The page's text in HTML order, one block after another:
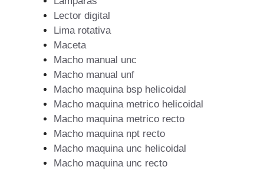
Lector digital
Lima rotativa
Maceta
Macho manual unc
Macho manual unf
Macho maquina bsp helicoidal
Macho maquina metrico helicoidal
Macho maquina metrico recto
Macho maquina npt recto
Macho maquina unc helicoidal
Macho maquina unc recto